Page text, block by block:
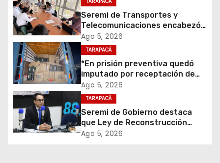
i
ó
n
d
e
e
Seremi de Transportes y
Telecomunicaciones encabezó
primera mesa de coordinación
para el retiro de cables en
desuso en Iquique
Ago 5, 2026
TARAPACÁ
*En prisión preventiva quedó
imputado por receptación de
cigarrillos avaluados en $1.600
millones*
Ago 5, 2026
TARAPACÁ
Seremi de Gobierno destaca
que Ley de Reconstrucción
Nacional impulsará la inversión
Ago 5, 2026